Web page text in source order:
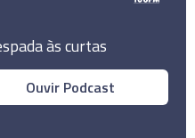
mais armas para
Lda. Todos os direitos
às curtas
Ouvir Podcast